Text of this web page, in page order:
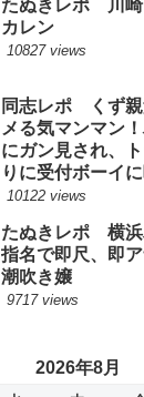
たぬきレポ 川
カレン
10827 views
同志レポ くず
メる気マンマン
にガン見され、
りに受付ボーイ
(7/10現役嬢)
10122 views
たぬきレポ 横
指名で即尺、即
潮吹き嬢
9717 views
2026年8月